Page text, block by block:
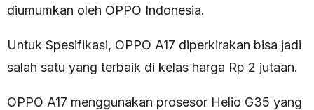
diumumkan oleh OPPO Indonesia.
Untuk Spesifikasi, OPPO A17 diperkirakan bisa jadi
salah satu yang terbaik di kelas harga Rp 2 jutaan.
OPPO A17 menggunakan prosesor Helio G35 yang